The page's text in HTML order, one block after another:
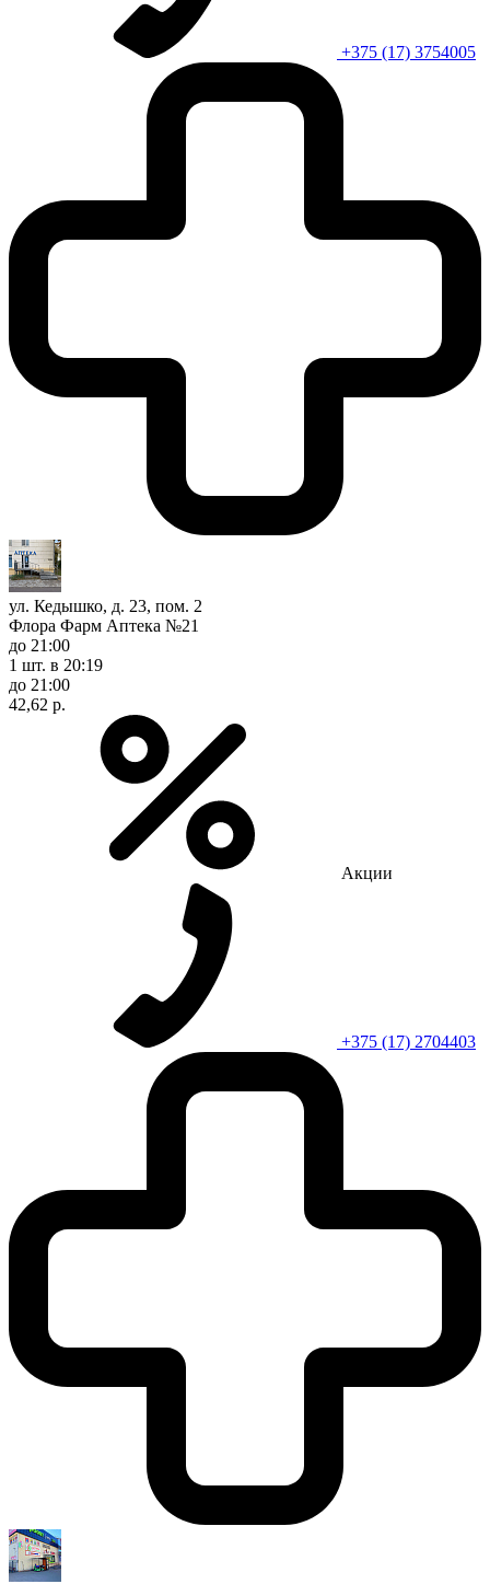
+375 (17) 3754005
ул. Кедышко, д. 23, пом. 2
Флора Фарм Аптека №21
до 21:00
1 шт. в 20:19
до 21:00
42,62 р.
Акции
+375 (17) 2704403